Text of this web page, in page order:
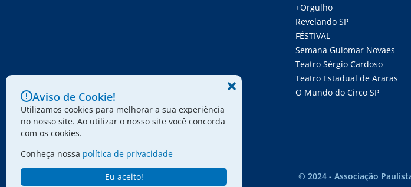
+Orgulho
Revelando SP
FÉSTIVAL
Semana Guiomar Novaes
Teatro Sérgio Cardoso
Teatro Estadual de Araras
O Mundo do Circo SP
© 2024 - Associação
Aviso de Cookie!
Utilizamos cookies para melhorar a sua experiência
no nosso site. Ao utilizar o nosso site você concorda
com os cookies.
Conheça nossa política de privacidade
Eu aceito!